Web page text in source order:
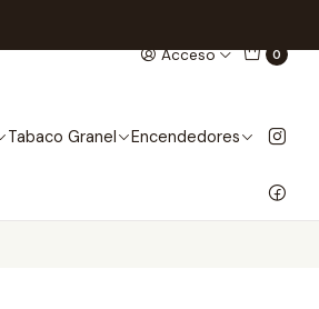
Acceso 0
Tabaco Granel Encendedores